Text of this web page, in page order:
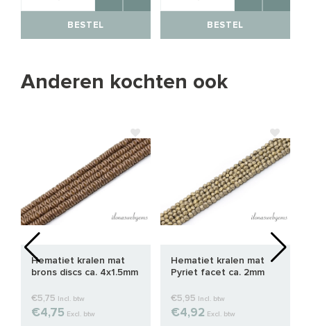
BESTEL BESTEL
Anderen kochten ook
Hematiet kralen mat
brons discs ca. 4x1.5mm
€5,75 Incl. btw
€4,75 Excl. btw
Hematiet kralen mat
Pyriet facet ca. 2mm
€5,95 Incl. btw
€4,92 Excl. btw